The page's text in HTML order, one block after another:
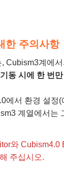
한 주의사항
Cubism3계에
동 시에 한 번
에서 환경 설정
계열에서는
와 Cubism4.0
주십시오.